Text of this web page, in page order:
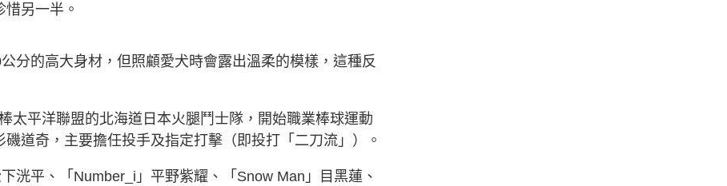
另一半。
分的高大身材，但照顧愛犬時會露出溫柔的模樣，這種反
太平洋聯盟的北海道日本火腿鬥士隊，開始職業棒球運動
道奇，主要擔任投手及指定打擊（即投打「二刀流」）。
洸平、「Number_i」平野紫耀、「Snow Man」目黑蓮、